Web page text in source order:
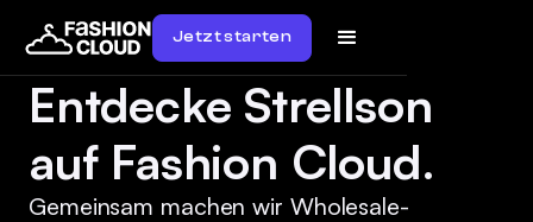
Jetzt starten
Entdecke Strellson
auf Fashion Cloud.
Gemeinsam machen wir Wholesale-